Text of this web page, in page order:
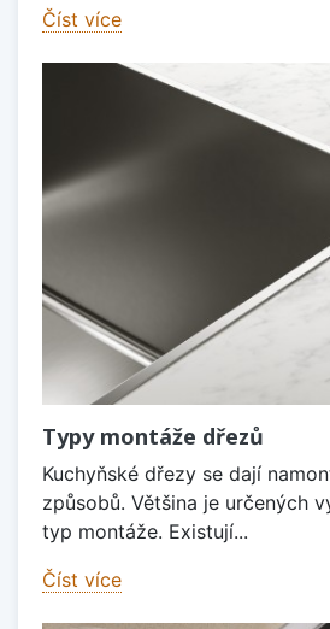
Číst více
Typy montáže dřezů
Kuchyňské dřezy se dají
způsobů. Většina je určených
typ montáže. Existují...
Číst více